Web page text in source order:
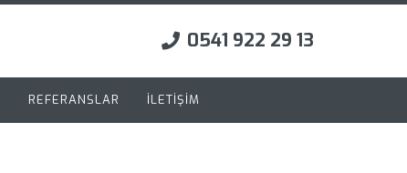
0541 922 29 13
REFERANSLAR İLETİŞİM